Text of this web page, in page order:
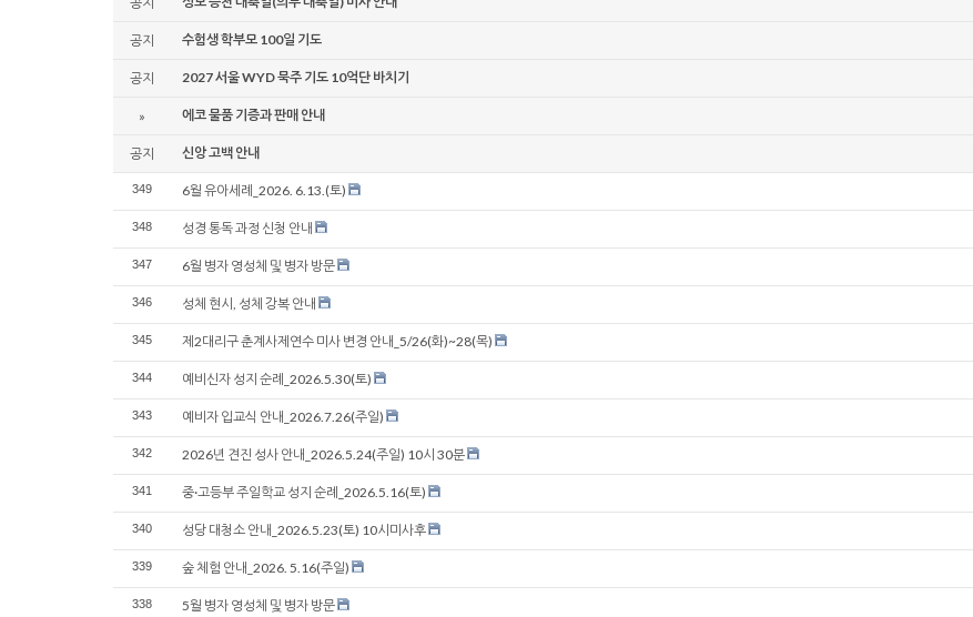
공지 수험생 학부모 100일 기도
공지 2027 서울 WYD 묵주 기도 10억단 바치기
» 에코 물품 기증과 판매 안내
공지 신앙 고백 안내
349 6월 유아세례_2026. 6.13.(토)
348 성경 통독 과정 신청 안내
347 6월 병자 영성체 및 병자 방문
346 성체 현시, 성체 강복 안내
345 제2대리구 춘계사제연수 미사 변경 안내_5/26(화)~28(목)
344 예비신자 성지 순례_2026.5.30(토)
343 예비자 입교식 안내_2026.7.26(주일)
342 2026년 견진 성사 안내_2026.5.24(주일) 10시 30분
341 중·고등부 주일학교 성지 순례_2026.5.16(토)
340 성당 대청소 안내_2026.5.23(토) 10시미사후
339 숲 체험 안내_2026. 5.16(주일)
338 5월 병자 영성체 및 병자 방문